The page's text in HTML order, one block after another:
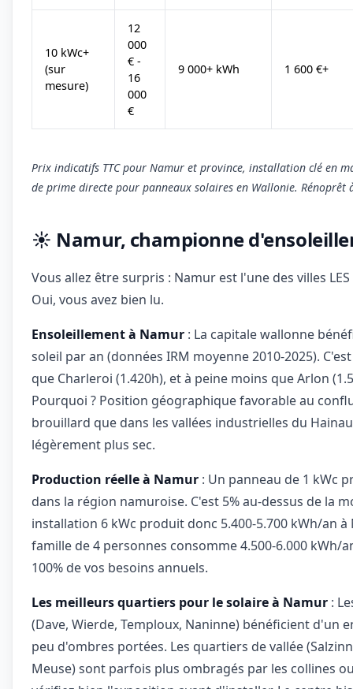
10 kWc+
(sur
mesure)
12
000
€ -
16
000
€
9 000+ kWh 1 600 €+
Prix indicatifs TTC pour Namur et province, installation clé en
de prime directe pour panneaux solaires en Wallonie. Rénoprêt
☀️ Namur, championne
Vous allez être surpris : Namur est l'une des villes
Oui, vous avez bien lu.
Ensoleillement à Namur : La capitale wallonne
soleil par an (données IRM moyenne 2010-2025).
que Charleroi (1.420h), et à peine moins que Arlon
Pourquoi ? Position géographique favorable au
brouillard que dans les vallées industrielles du
légèrement plus sec.
Production réelle à Namur : Un panneau de 1 kWc
dans la région namuroise. C'est 5% au-dessus de la
installation 6 kWc produit donc 5.400-5.700 kWh/an
famille de 4 personnes consomme 4.500-6.000 kWh/
100% de vos besoins annuels.
Les meilleurs quartiers pour le solaire à Namur :
(Dave, Wierde, Temploux, Naninne) bénéficient d'un
peu d'ombres portées. Les quartiers de vallée
Meuse) sont parfois plus ombragés par les collines